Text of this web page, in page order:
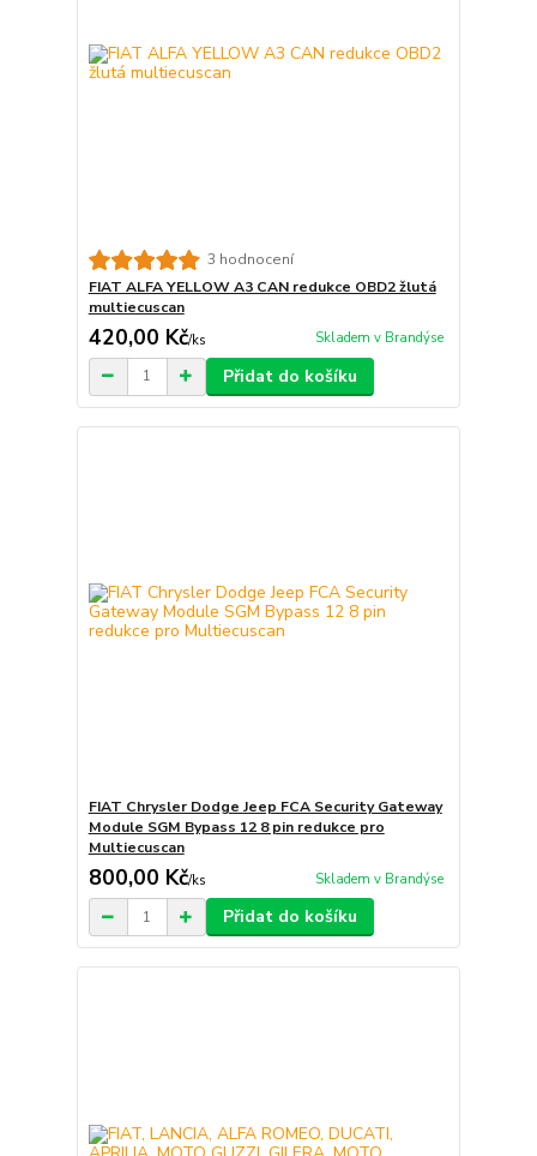
3 hodnocení
FIAT ALFA YELLOW A3 CAN redukce OBD2 žlutá
multiecuscan
420,00 Kč/ks Skladem v Brandýse
Přidat do košíku
FIAT Chrysler Dodge Jeep FCA Security Gateway
Module SGM Bypass 12 8 pin redukce pro
Multiecuscan
800,00 Kč/ks Skladem v Brandýse
Přidat do košíku